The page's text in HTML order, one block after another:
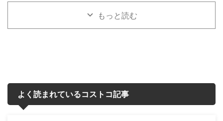
もっと読む
よく読まれているコストコ記事